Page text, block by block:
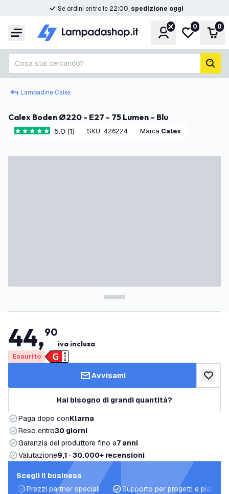
Se ordini entro le 22:00, spedizione oggi
Menu Account
Lista
0 0
Cosa stai cercando?
Lampadine Calex
Calex Boden Ø220 - E27 - 75 Lumen – Blu
5 stelle di valutazione
5.0 (1) SKU: 426224 Marca: Calex
44,90
iva inclusa
Esaurito
Avvisami
Hai bisogno di grandi quantità?
Paga dopo conKlarna
Reso entro30 giorni
Garanzia del produttore fino a7 anni
Valutazione9,1 · 30.000+ recensioni
Scegli il business
Prezzi partner speciali
Supporto per progetti e piani di